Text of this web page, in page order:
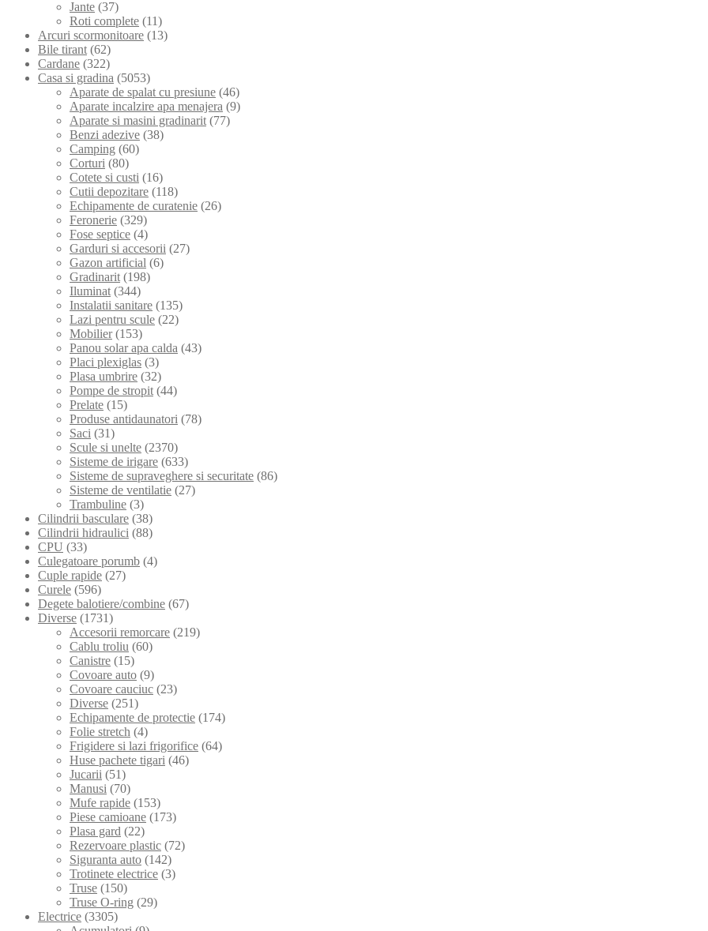
Jante (37)
Roti complete (11)
Arcuri scormonitoare (13)
Bile tirant (62)
Cardane (322)
Casa si gradina (5053)
Aparate de spalat cu presiune (46)
Aparate incalzire apa menajera (9)
Aparate si masini gradinarit (77)
Benzi adezive (38)
Camping (60)
Corturi (80)
Cotete si custi (16)
Cutii depozitare (118)
Echipamente de curatenie (26)
Feronerie (329)
Fose septice (4)
Garduri si accesorii (27)
Gazon artificial (6)
Gradinarit (198)
Iluminat (344)
Instalatii sanitare (135)
Lazi pentru scule (22)
Mobilier (153)
Panou solar apa calda (43)
Placi plexiglas (3)
Plasa umbrire (32)
Pompe de stropit (44)
Prelate (15)
Produse antidaunatori (78)
Saci (31)
Scule si unelte (2370)
Sisteme de irigare (633)
Sisteme de supraveghere si securitate (86)
Sisteme de ventilatie (27)
Trambuline (3)
Cilindrii basculare (38)
Cilindrii hidraulici (88)
CPU (33)
Culegatoare porumb (4)
Cuple rapide (27)
Curele (596)
Degete balotiere/combine (67)
Diverse (1731)
Accesorii remorcare (219)
Cablu troliu (60)
Canistre (15)
Covoare auto (9)
Covoare cauciuc (23)
Diverse (251)
Echipamente de protectie (174)
Folie stretch (4)
Frigidere si lazi frigorifice (64)
Huse pachete tigari (46)
Jucarii (51)
Manusi (70)
Mufe rapide (153)
Piese camioane (173)
Plasa gard (22)
Rezervoare plastic (72)
Siguranta auto (142)
Trotinete electrice (3)
Truse (150)
Truse O-ring (29)
Electrice (3305)